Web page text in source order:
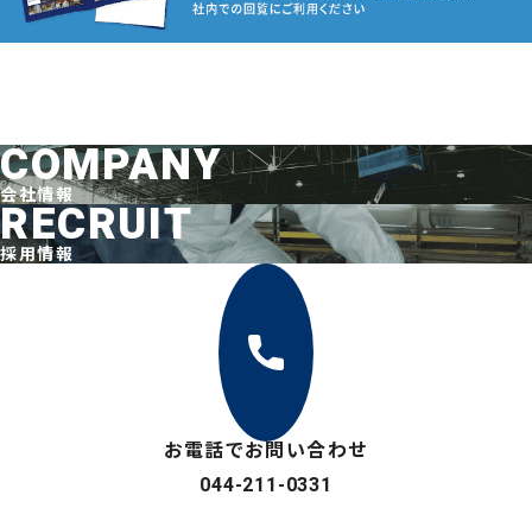
会社情報
COMPANY
採用情報
RECRUIT
お電話でお問い合わせ
044-211-0331